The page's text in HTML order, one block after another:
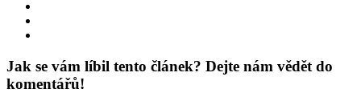
Jak se vám líbil tento článek? Dejte nám vědět do
komentářů!